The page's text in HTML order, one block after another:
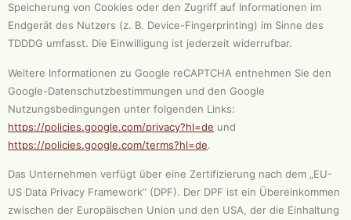
Speicherung von Cookies oder den Zugriff auf Informationen im
Endgerät des Nutzers (z. B. Device-Fingerprinting) im Sinne des
TDDDG umfasst. Die Einwilligung ist jederzeit widerrufbar.
Weitere Informationen zu Google reCAPTCHA entnehmen Sie den
Google-Datenschutzbestimmungen und den Google
Nutzungsbedingungen unter folgenden Links:
https://policies.google.com/privacy?hl=de und
https://policies.google.com/terms?hl=de.
Das Unternehmen verfügt über eine Zertifizierung nach dem „EU-
US Data Privacy Framework“ (DPF). Der DPF ist ein Übereinkommen
zwischen der Europäischen Union und den USA, der die Einhaltung